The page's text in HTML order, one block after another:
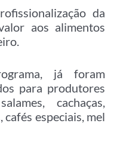
da
aos alimentos
já foram
para produtores
cachaças,
especiais, mel